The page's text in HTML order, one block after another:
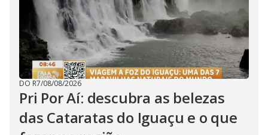
DO R7/08/08/2026
Pri Por Aí: descubra as belezas
das Cataratas do Iguaçu e o que